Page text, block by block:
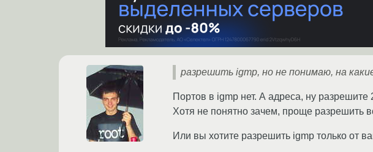
разрешить igmp, но не понимаю, на
Портов в igmp нет. А адреса, ну разрешите
Хотя не понятно зачем, проще разрешить
Или вы хотите разрешить igmp только от